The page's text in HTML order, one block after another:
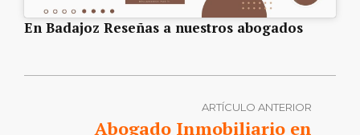
En Badajoz Reseñas a nuestros abogados
ARTÍCULO ANTERIOR
Abogado Inmobiliario en